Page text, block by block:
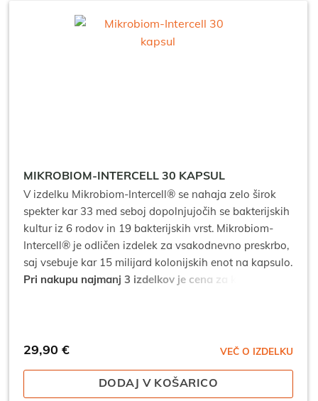
MIKROBIOM-INTERCELL 30 KAPSUL
V izdelku Mikrobiom-Intercell® se nahaja zelo širok
spekter kar 33 med seboj dopolnjujočih se bakterijskih
kultur iz 6 rodov in 19 bakterijskih vrst. Mikrobiom-
Intercell® je odličen izdelek za vsakodnevno preskrbo,
saj vsebuje kar 15 milijard kolonijskih enot na kapsulo.
Pri nakupu najmanj 3 izdelkov je cena za kos: 26,91
29,90 € VEČ O IZDELKU
DODAJ V KOŠARICO